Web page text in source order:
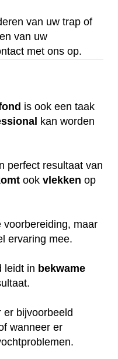
van uw trap of
van uw
met ons op.
is ook een taak
kan worden
perfect resultaat van
ook vlekken op
voorbereiding, maar
ervaring mee.
leidt in bekwame
er bijvoorbeeld
wanneer er